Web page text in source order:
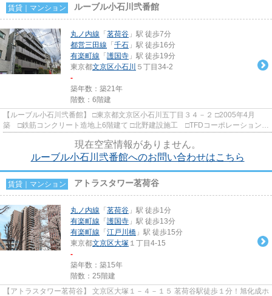
賃貸｜マンション ルーブル小石川弐番館
丸ノ内線 「 茗荷谷 」駅 徒歩7分
都営三田線 「 千石 」駅 徒歩16分
有楽町線 「 護国寺 」駅 徒歩19分
東京都文京区小石川 ５丁目34-2
-
築年数：築21年
階数：6階建
【ルーブル小石川弐番館】 □東京都文京区小石川五丁目３４－２ □2005年4月
築 □鉄筋コンクリート造地上6階建て □北野建設施工 □TFDコーポレーション旧
現在空室情報がありません。
ルーブル小石川弐番館へのお問い合わせはこちら
賃貸｜マンション アトラスタワー茗荷谷
丸ノ内線 「 茗荷谷 」駅 徒歩1分
有楽町線 「 護国寺 」駅 徒歩13分
有楽町線 「 江戸川橋 」駅 徒歩15分
東京都文京区大塚 １丁目4-15
-
築年数：築15年
階数：25階建
【アトラスタワー茗荷谷】 文京区大塚１－４－１５ 茗荷谷駅徒歩１分！旭化成ホ